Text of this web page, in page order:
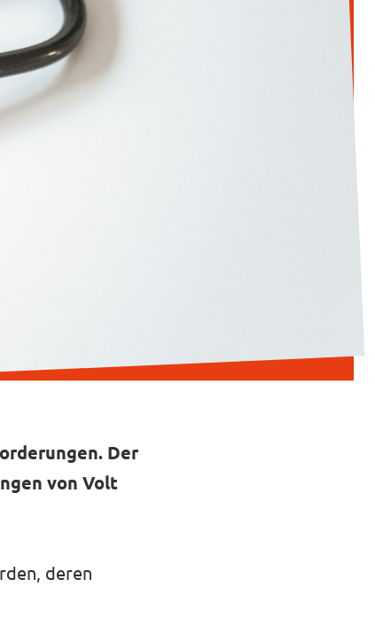
Der
von Volt
deren